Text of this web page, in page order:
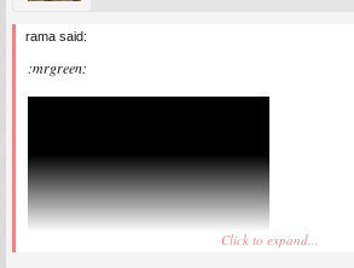
rama said:
:mrgreen:
Click to expand...